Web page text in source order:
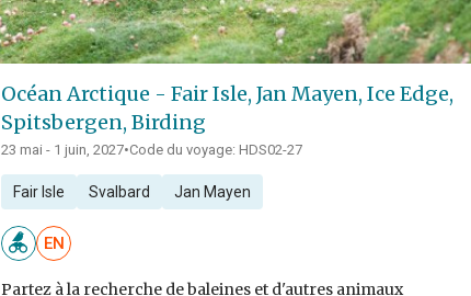
Océan Arctique - Fair Isle, Jan Mayen, Ice Edge,
Spitsbergen, Birding
23 mai - 1 juin, 2027•Code du voyage: HDS02-27
Fair Isle Svalbard Jan Mayen
EN
Partez à la recherche de baleines et d'autres animaux